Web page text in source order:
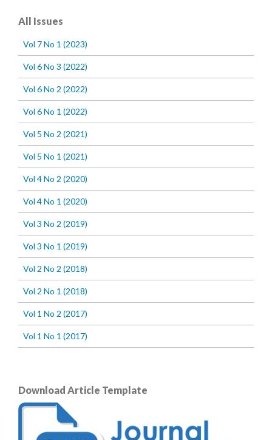
All Issues
Vol 7 No 1 (2023)
Vol 6 No 3 (2022)
Vol 6 No 2 (2022)
Vol 6 No 1 (2022)
Vol 5 No 2 (2021)
Vol 5 No 1 (2021)
Vol 4 No 2 (2020)
Vol 4 No 1 (2020)
Vol 3 No 2 (2019)
Vol 3 No 1 (2019)
Vol 2 No 2 (2018)
Vol 2 No 1 (2018)
Vol 1 No 2 (2017)
Vol 1 No 1 (2017)
Download Article Template